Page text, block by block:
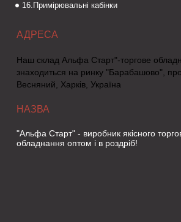
16.Примірювальні кабінки
Наш склад Альфа Старт"-торгове
знаходиться на ринку "Барабашово",
Весняний, Харків, Україна
"Альфа Старт" - виробник якісного
обладнання оптом і в роздріб!